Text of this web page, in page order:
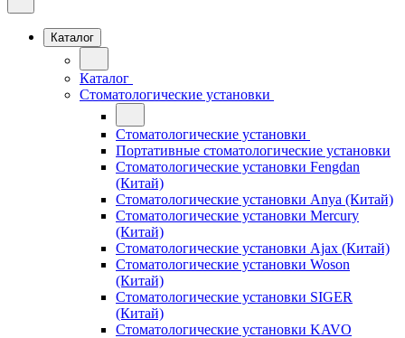
Каталог
Каталог
Стоматологические установки
Стоматологические установки
Портативные стоматологические установки
Стоматологические установки Fengdan
(Китай)
Стоматологические установки Anya (Китай)
Стоматологические установки Mercury
(Китай)
Стоматологические установки Ajax (Китай)
Стоматологические установки Woson
(Китай)
Стоматологические установки SIGER
(Китай)
Стоматологические установки KAVO